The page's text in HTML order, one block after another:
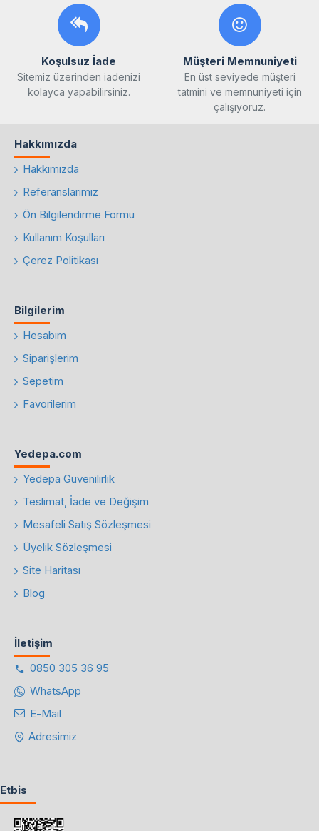
Koşulsuz İade
Sitemiz üzerinden iadenizi
kolayca yapabilirsiniz.
Müşteri Memnuniyeti
En üst seviyede müşteri
tatmini ve memnuniyeti için
çalışıyoruz.
Hakkımızda
Hakkımızda
Referanslarımız
Ön Bilgilendirme Formu
Kullanım Koşulları
Çerez Politikası
Bilgilerim
Hesabım
Siparişlerim
Sepetim
Favorilerim
Yedepa.com
Yedepa Güvenilirlik
Teslimat, İade ve Değişim
Mesafeli Satış Sözleşmesi
Üyelik Sözleşmesi
Site Haritası
Blog
İletişim
0850 305 36 95
WhatsApp
E-Mail
Adresimiz
Etbis